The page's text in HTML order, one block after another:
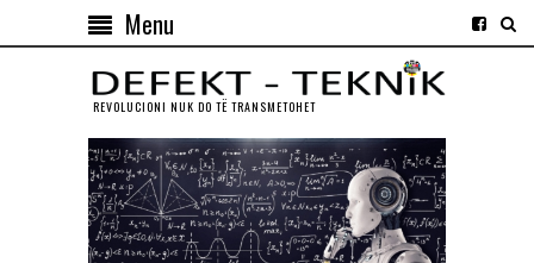
Menu
REVOLUCIONI NUK DO TЁ TRANSMETOHET